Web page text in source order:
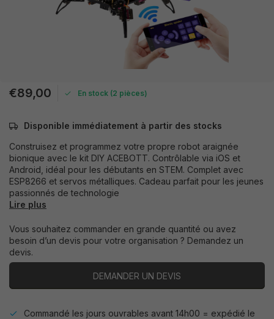
€89,00 En stock (2 pièces)
Disponible immédiatement à partir des stocks
Construisez et programmez votre propre robot araignée
bionique avec le kit DIY ACEBOTT. Contrôlable via iOS et
Android, idéal pour les débutants en STEM. Complet avec
ESP8266 et servos métalliques. Cadeau parfait pour les jeunes
passionnés de technologie
Lire plus
Vous souhaitez commander en grande quantité ou avez
besoin d’un devis pour votre organisation ? Demandez un
devis.
DEMANDER UN DEVIS
Commandé les jours ouvrables avant 14h00 = expédié le